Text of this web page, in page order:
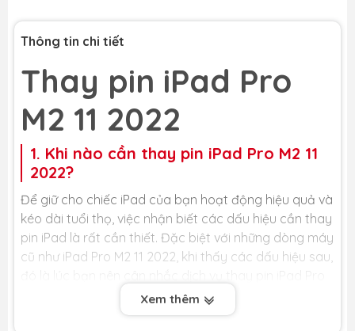
Thông tin chi tiết
Thay pin iPad Pro
M2 11 2022
1. Khi nào cần thay pin iPad Pro M2 11
2022?
Để giữ cho chiếc iPad của bạn hoạt động hiệu quả và
kéo dài tuổi thọ, việc nhận biết các dấu hiệu cần thay
pin iPad là rất cần thiết. Đặc biệt với những dòng máy
cũ như iPad Pro M2 11 2022, khi thấy các dấu hiệu sau,
Xem thêm